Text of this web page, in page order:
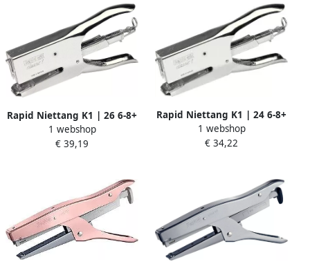
Rapid Niettang K1 | 26 6-8+
mm 10510629
1 webshop
€ 39,19
Rapid Niettang K1 | 24 6-8+
mm 10510628
1 webshop
€ 34,22